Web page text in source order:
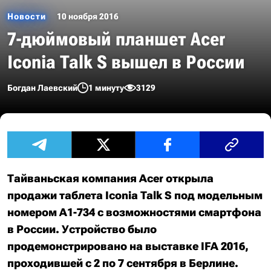
Новости 10 ноября 2016
7-дюймовый планшет Acer
Iconia Talk S вышел в России
Богдан Лаевский 1 минуту 3129
Тайваньская компания Acer открыла
продажи таблета Iconia Talk S под модельным
номером A1-734 с возможностями смартфона
в России. Устройство было
продемонстрировано на выставке IFA 2016,
проходившей с 2 по 7 сентября в Берлине.